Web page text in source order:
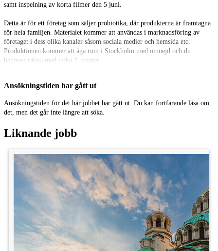
samt inspelning av korta filmer den 5 juni.
Detta är för ett företag som säljer probiotika, där produkterna är framtagna
för hela familjen. Materialet kommer att användas i marknadsföring av
företaget i dess olika kanaler såsom sociala medier och hemsida etc.
Produktionen kommer att äga rum i Stockholm med omnejd och du
behöver räkna med cirka 2 timmar.
Ersättning: 1000 kr ex moms per person. Så totalt för förälder och barn
Är du intresserad?
Plats: Stockholm
Kategori: Statister/Modell
Ålder: 0 - 40 år
Publicerad: 15/5
Faktura: 2 000 kr
Ansökningstiden har gått ut
Ansökningstiden för det här jobbet har gått ut. Du kan fortfarande läsa om
det, men det går inte längre att söka.
Liknande jobb